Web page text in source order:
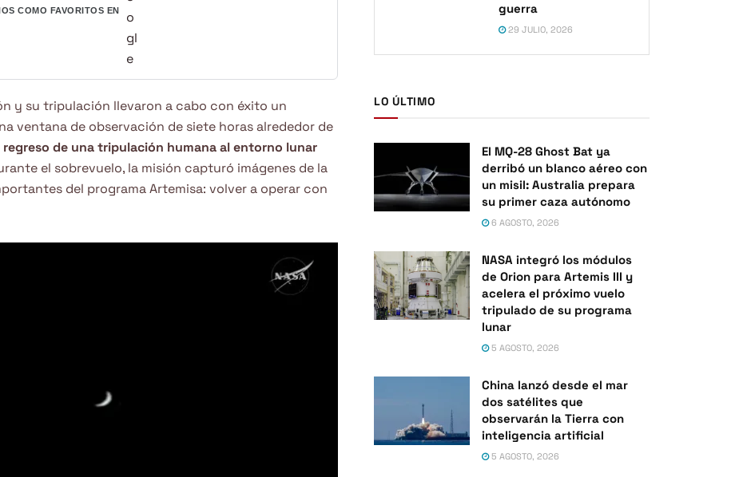
COMO FAVORITOS EN
y su tripulación llevaron a cabo con éxito un
ventana de observación de siete horas alrededor de
regreso de una tripulación humana al entorno lunar
el sobrevuelo, la misión capturó imágenes de la
del programa Artemisa: volver a operar con
guerra
29 JULIO, 2026
LO ÚLTIMO
El MQ-28 Ghost Bat ya
derribó un blanco aéreo con
un misil: Australia prepara
su primer caza autónomo
6 AGOSTO, 2026
NASA integró los módulos
de Orion para Artemis III y
acelera el próximo vuelo
tripulado de su programa
lunar
5 AGOSTO, 2026
China lanzó desde el mar
dos satélites que
observarán la Tierra con
inteligencia artificial
5 AGOSTO, 2026